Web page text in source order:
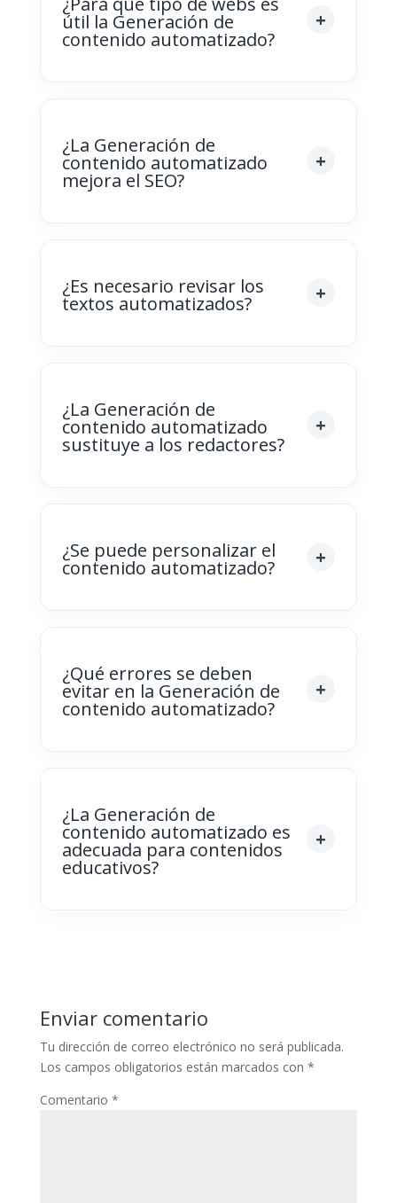
útil la Generación de
contenido automatizado?
¿La Generación de
contenido automatizado
mejora el SEO?
¿Es necesario revisar los
textos automatizados?
¿La Generación de
contenido automatizado
sustituye a los redactores?
¿Se puede personalizar el
contenido automatizado?
¿Qué errores se deben
evitar en la Generación de
contenido automatizado?
¿La Generación de
contenido automatizado es
adecuada para contenidos
educativos?
Enviar comentario
Tu dirección de correo electrónico no será publicada.
Los campos obligatorios están marcados con *
Comentario *